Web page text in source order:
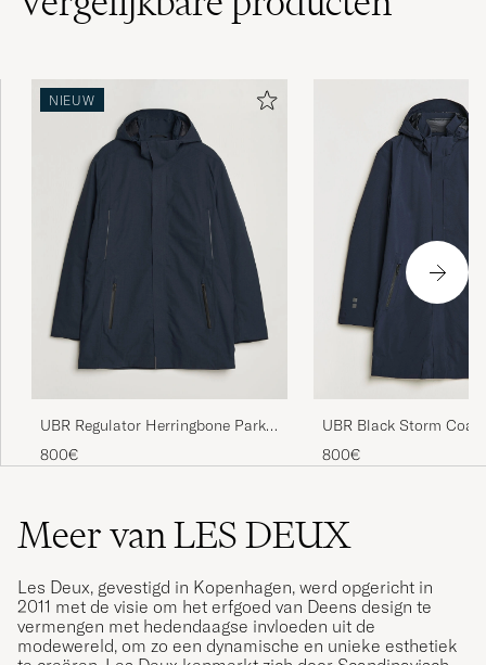
NIEUW
UBR Regulator Herringbone Parka
Navy
800€
UBR Black Storm Coat
800€
Meer van LES DEUX
Les Deux, gevestigd in Kopenhagen, werd opgericht in
2011 met de visie om het erfgoed van Deens design te
vermengen met hedendaagse invloeden uit de
modewereld, om zo een dynamische en unieke esthetiek